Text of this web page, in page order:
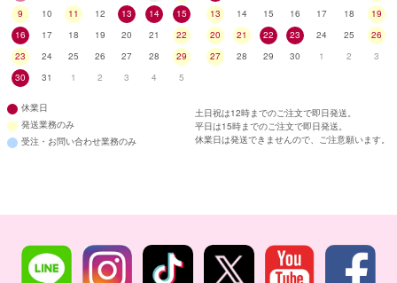
9
10 11 12 13 14
15
16
17 18 19 20 21
22
23
24 25 26 27 28
29
30
31 1 2 3 4 5
13
14 15 16 17 18
19
20
21 22 23 24 25
26
27
28 29 30 1 2 3
休業日
発送業務のみ
受注・お問い合わせ業務のみ
土日祝は12時までのご注文で即日発送。
平日は15時までのご注文で即日発送。
休業日は発送できませんので、ご注意願います。